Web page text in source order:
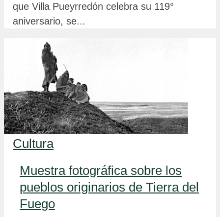
que Villa Pueyrredón celebra su 119°
aniversario, se...
Cultura
Muestra fotográfica sobre los
pueblos originarios de Tierra del
Fuego